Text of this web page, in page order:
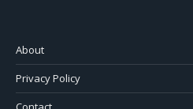
About
Privacy Policy